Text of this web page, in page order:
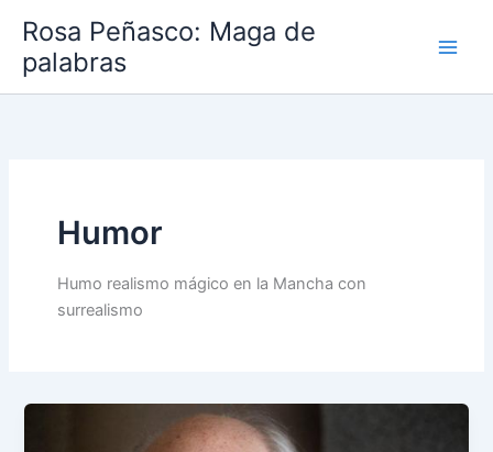
contenido
Rosa Peñasco: Maga de
palabras
Humor
Humo realismo mágico en la Mancha con
surrealismo